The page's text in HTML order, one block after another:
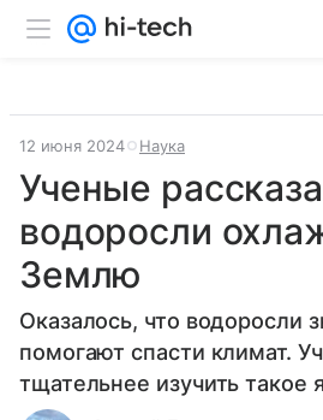
12 июня 2024 Наука
Ученые
водоросли
Землю
Оказалось, что водоросли
помогают спасти климат.
тщательнее изучить такое